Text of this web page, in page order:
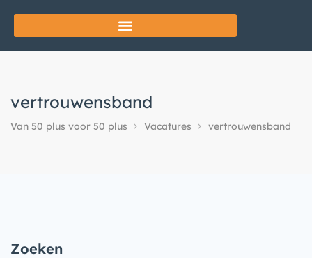
vertrouwensband
Van 50 plus voor 50 plus Vacatures vertrouwensband
Zoeken